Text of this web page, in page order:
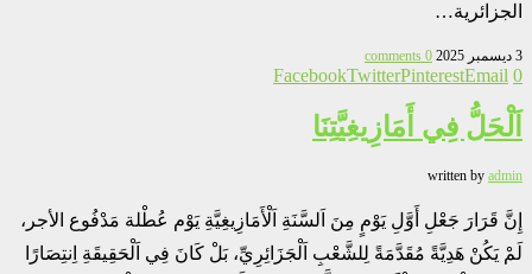
الجزائرية…
3 ديسمبر 2025 0 comments
0
FacebookTwitterPinterestEmail
اَلْحَلُّ فِي أَمَازِيغِيَّتِنَا
written by admin
إِنَّ قَرَارَ جَعْلِ أَوَّلِ يَوْمٍ مِنَ اَلسَّنَةِ اَلْأَمَازِيغِيَّةِ يَوْم عُطْلة مَدْفُوع الأجر،
لَمْ يَكُنْ هَدِيَّةً مُقَدَّمَةً لِلشَّعْبِ اَلْجَزَائِرِيِّ، بَلْ كَانَ فِي اَلْحَقِيقَةِ اِنتِصَارًا